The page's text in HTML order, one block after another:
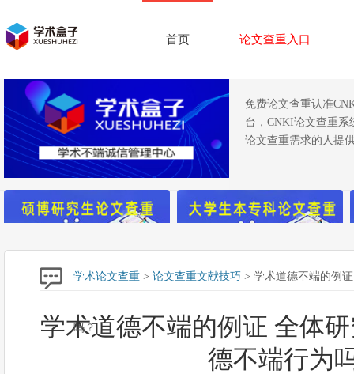
首页 论文查重入口
免费论文查重认准
台，CNKI论文查重系
论文查重需求的人提
学术论文查重 > 论文查重文献技巧 > 学术道德不端的例
吗？
学术道德不端的例证 全体
德不端行为